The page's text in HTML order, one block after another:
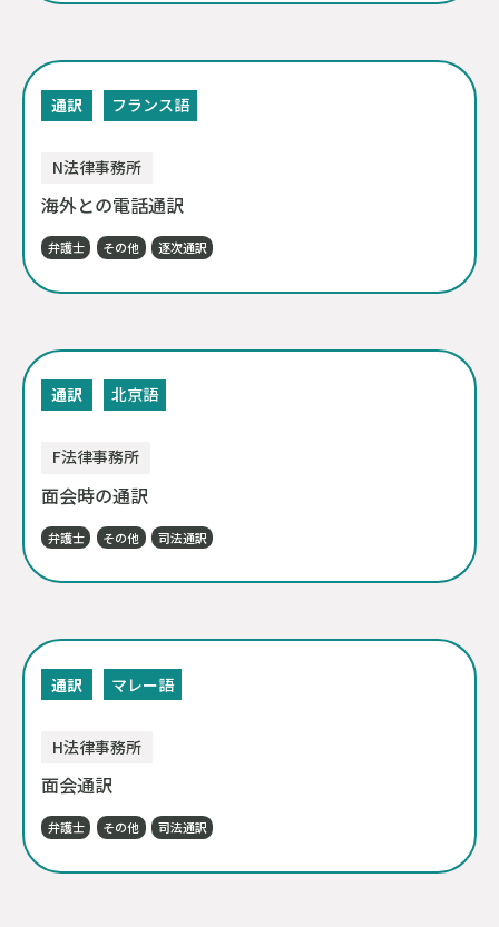
通訳 フランス語
N法律事務所
海外との電話通訳
弁護士 その他 逐次通訳
通訳 北京語
F法律事務所
面会時の通訳
弁護士 その他 司法通訳
通訳 マレー語
H法律事務所
面会通訳
弁護士 その他 司法通訳